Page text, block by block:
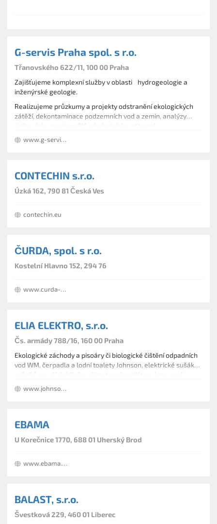
G-servis Praha spol. s r.o.
Třanovského 622/11, 100 00 Praha
Zajišťujeme komplexní služby v oblasti hydrogeologie a
inženýrské geologie.
Realizujeme průzkumy a projekty odstranění ekologických
zátěží, dekontaminace podzemních vod a zemin, analýzy
www.g-servis.cz
CONTECHIN s.r.o.
Úzká 162, 790 81 Česká Ves
contechin.eu
ČURDA, spol. s r.o.
Kostelní Hlavno 152, 294 76
www.curda-elektroplasty.cz
ELIA ELEKTRO, s.r.o.
Čs. armády 788/16, 160 00 Praha
Ekologické záchody a pisoáry či biologické čištění odpadních
vod WM, čerpadla a lodní toalety Johnson, elektrické sušáky
ručníků a sušící skříně a přímotopné radiátory i saunová
topidla a příslušenství.
www.johnson-pump.cz
EBAMA
U Korečnice 1770, 688 01 Uherský Brod
www.ebama.cz
BALAST, s.r.o.
Švestková 229, 460 01 Liberec